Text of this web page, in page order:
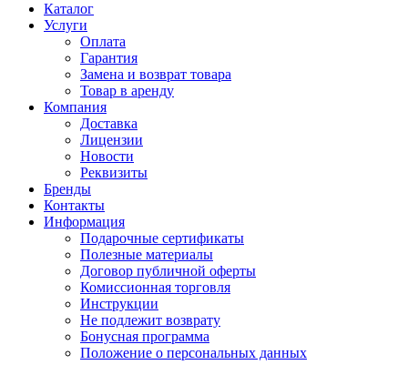
Каталог
Услуги
Оплата
Гарантия
Замена и возврат товара
Товар в аренду
Компания
Доставка
Лицензии
Новости
Реквизиты
Бренды
Контакты
Информация
Подарочные сертификаты
Полезные материалы
Договор публичной оферты
Комиссионная торговля
Инструкции
Не подлежит возврату
Бонусная программа
Положение о персональных данных